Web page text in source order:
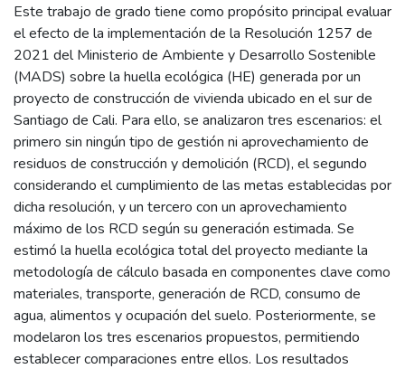
Este trabajo de grado tiene como propósito principal evaluar
el efecto de la implementación de la Resolución 1257 de
2021 del Ministerio de Ambiente y Desarrollo Sostenible
(MADS) sobre la huella ecológica (HE) generada por un
proyecto de construcción de vivienda ubicado en el sur de
Santiago de Cali. Para ello, se analizaron tres escenarios: el
primero sin ningún tipo de gestión ni aprovechamiento de
residuos de construcción y demolición (RCD), el segundo
considerando el cumplimiento de las metas establecidas por
dicha resolución, y un tercero con un aprovechamiento
máximo de los RCD según su generación estimada. Se
estimó la huella ecológica total del proyecto mediante la
metodología de cálculo basada en componentes clave como
materiales, transporte, generación de RCD, consumo de
agua, alimentos y ocupación del suelo. Posteriormente, se
modelaron los tres escenarios propuestos, permitiendo
establecer comparaciones entre ellos. Los resultados